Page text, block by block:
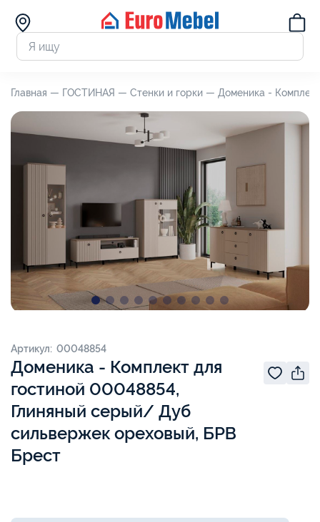
Главная — ГОСТИНАЯ — Стенки и горки — Доменика -
Доменика - Комплект для
гостиной 00048854,
Глиняный серый/ Дуб
сильвержек ореховый, БРВ
Брест
Артикул: 00048854